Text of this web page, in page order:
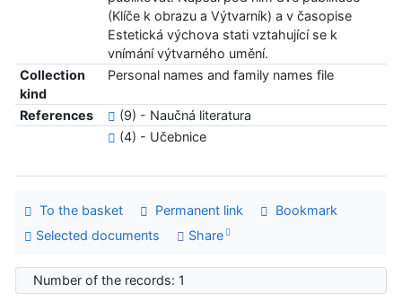
(Klíče k obrazu a Výtvarník) a v časopise
Estetická výchova stati vztahující se k
vnímání výtvarného umění.
Collection
kind
Personal names and family names file
References
(9) - Naučná literatura
(4) - Učebnice
To the basket Permanent link
Bookmark
Selected documents
Share
Number of the records: 1